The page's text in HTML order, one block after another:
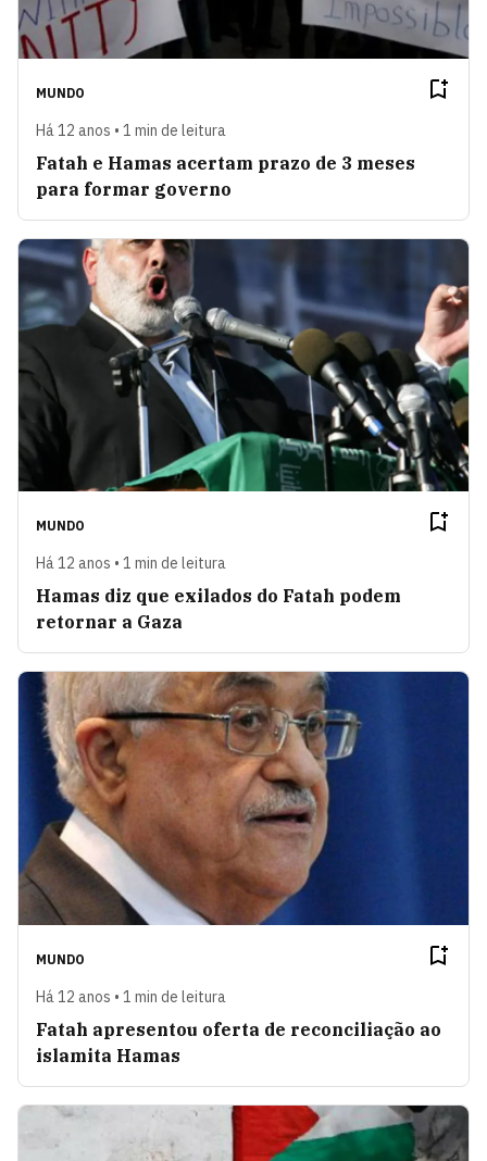
MUNDO
Há 12 anos • 1 min de leitura
Fatah e Hamas acertam prazo de 3 meses
para formar governo
MUNDO
Há 12 anos • 1 min de leitura
Hamas diz que exilados do Fatah podem
retornar a Gaza
MUNDO
Há 12 anos • 1 min de leitura
Fatah apresentou oferta de reconciliação ao
islamita Hamas